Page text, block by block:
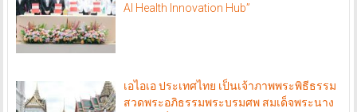
AI Health Innovation Hub”
เอไอเอ ประเทศไทย เป็นเจ้าภาพพระพิธีธรรม
สวดพระอภิธรรมพระบรมศพ สมเด็จพระนาง